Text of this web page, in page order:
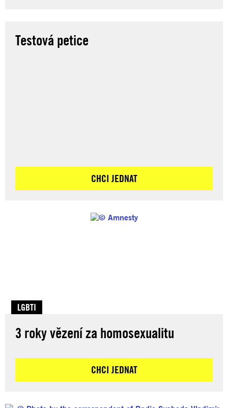
Testová petice
CHCI JEDNAT
LGBTI
3 roky vězení za homosexualitu
CHCI JEDNAT